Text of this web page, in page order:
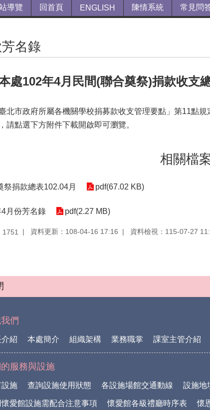
導覽 回首頁 ENGLISH 陳情系統 常見問
名錄
處102年4月民間(聯合奠祭)捐款收支
北市政府所屬各機關學校捐募款收支管理要點」第11點
請點選下方附件下載開啟即可瀏覽。
相關檔
祭捐款總表102.04月 pdf(67.02 KB)
4月份芳名錄 pdf(2.27 MB)
1751 資料更新：108-04-16 17:16 資料檢視：115-07-27
們
紹 本處簡介 組織架構 業務職掌 課室主管介紹
服務與設施
施 查詢設施使用狀態 各設施場館交通動線 設施地
愛館設施需配合注意事項 懷愛館各級禮廳時序表 懷